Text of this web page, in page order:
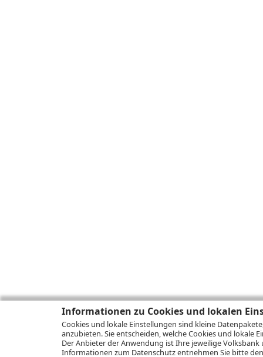
Informationen zu Cookies und lokalen
Cookies und lokale Einstellungen sind kleine
anzubieten. Sie entscheiden, welche Cookies und lokale
Der Anbieter der Anwendung ist Ihre jeweilige Volksbank
Informationen zum Datenschutzentnehmen Sie bitte